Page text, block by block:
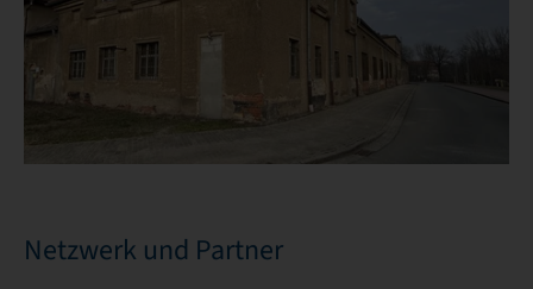
Netzwerk und Partner